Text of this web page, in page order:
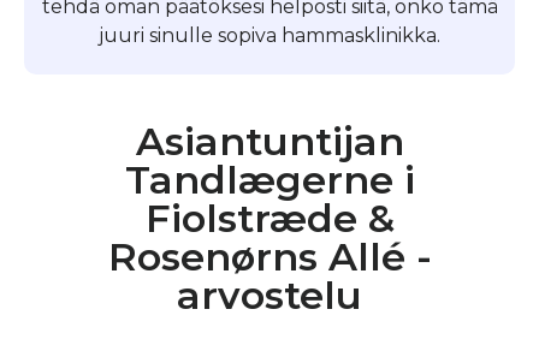
tehdä oman päätöksesi helposti siitä, onko tämä
juuri sinulle sopiva hammasklinikka.
Asiantuntijan
Tandlægerne i
Fiolstræde &
Rosenørns Allé -
arvostelu